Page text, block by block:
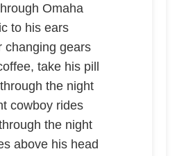
Omaha
to his ears
changing gears
take his pill
the night
cowboy rides
the night
above his head